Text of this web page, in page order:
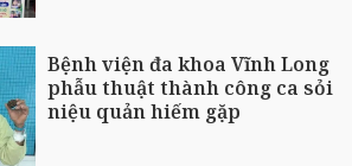
Bệnh viện đa khoa Vĩnh Long
phẫu thuật thành công ca sỏi
niệu quản hiếm gặp